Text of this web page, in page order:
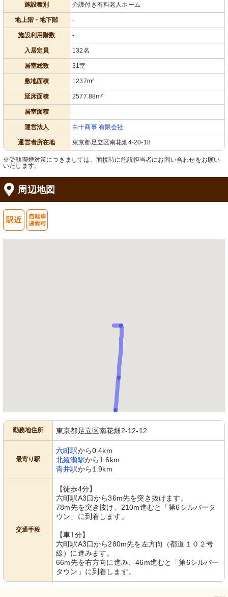
施設種別 介護付き有料老人ホーム
地上階・地下階 -
施設利用階数 -
入居定員 132名
居室総数 31室
敷地面積 1237m²
延床面積 2577.88m²
居室面積 -
運営法人 白十商事 有限会社
運営者所在地 東京都足立区南花畑4-20-18
※受動喫煙対策につきましては、面接時に施設担当者にお問い合わせをお願い
いたします。
周辺地図
勤務地住所 東京都足立区南花畑2-12-12
最寄り駅
六町駅から0.4km
北綾瀬駅から1.6km
青井駅から1.9km
交通手段
【徒歩4分】
六町駅A3口から36m先を突き抜けます。
78m先を突き抜け、210m進むと「第6シルバータ
ウン」に到着します。
【車1分】
六町駅A3口から280m先を左方向（都道１０２号
線）に進みます。
66m先を右方向に進み、46m進むと「第6シルバー
タウン」に到着します。